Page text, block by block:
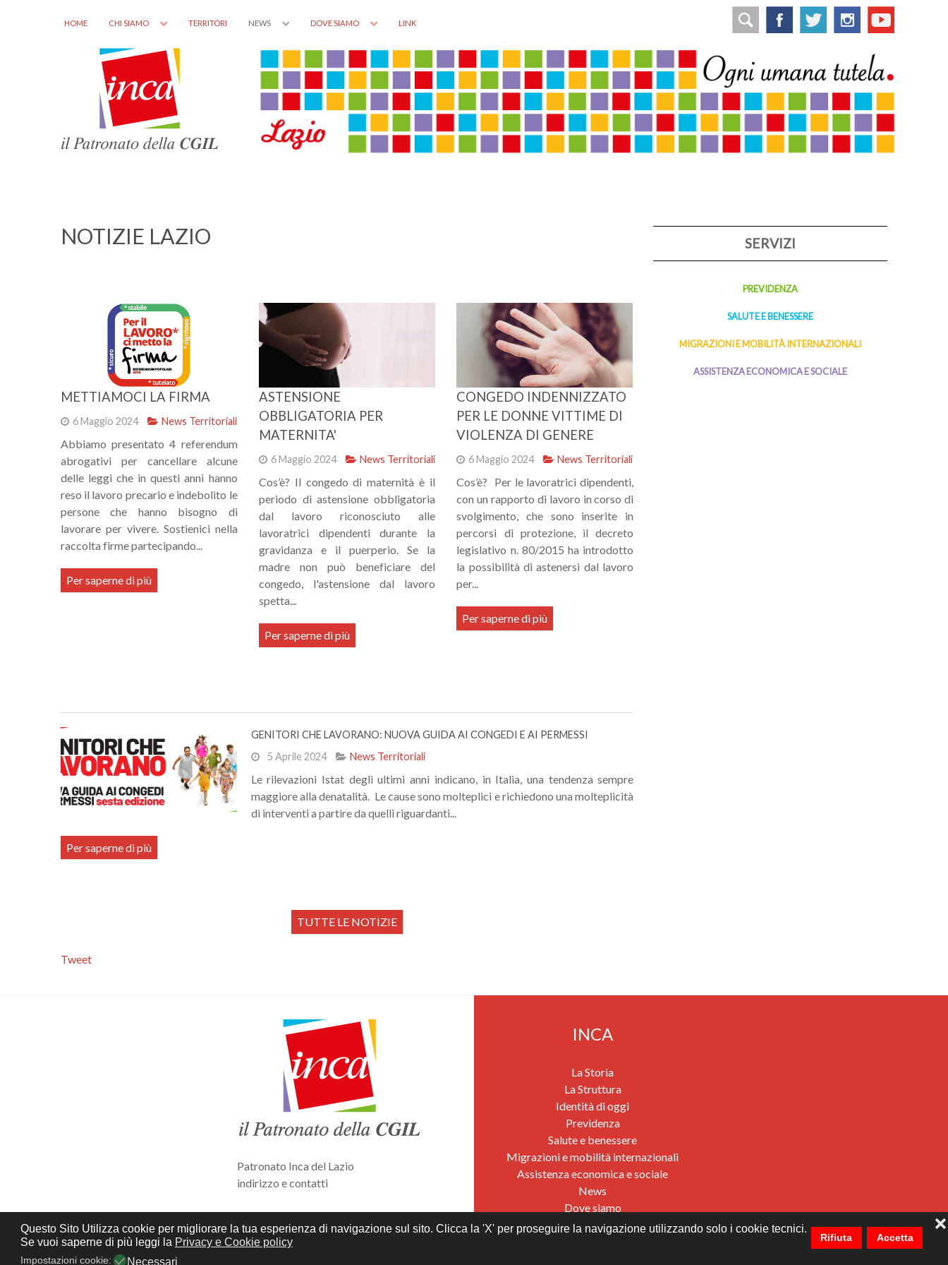
Questo Sito Utilizza cookie per migliorare la tua esperienza di navigazione sul sito. Clicca la 'X' per proseguire la navigazione utilizzando solo i cookie tecnici.
Se vuoi saperne di più leggi la Privacy e Cookie policy Rifiuta Accetta
❌
Impostazioni cookie: Necessari
HOME CHI SIAMO TERRITORI NEWS DOVE SIAMO LINK
NOTIZIE LAZIO
METTIAMOCI LA FIRMA
6 Maggio 2024 News Territoriali
Abbiamo presentato 4 referendum
abrogativi per cancellare alcune
delle leggi che in questi anni hanno
reso il lavoro precario e indebolito le
persone che hanno bisogno di
lavorare per vivere. Sostienici nella
raccolta firme partecipando...
Per saperne di più
ASTENSIONE
OBBLIGATORIA PER
MATERNITA'
6 Maggio 2024 News Territoriali
Cos’è? Il congedo di maternità è il
periodo di astensione obbligatoria
dal lavoro riconosciuto alle
lavoratrici dipendenti durante la
gravidanza e il puerperio. Se la
madre non può beneficiare del
congedo, l'astensione dal lavoro
spetta...
Per saperne di più
CONGEDO INDENNIZZATO
PER LE DONNE VITTIME DI
VIOLENZA DI GENERE
6 Maggio 2024 News Territoriali
Cos’è? Per le lavoratrici dipendenti,
con un rapporto di lavoro in corso di
svolgimento, che sono inserite in
percorsi di protezione, il decreto
legislativo n. 80/2015 ha introdotto
la possibilità di astenersi dal lavoro
per...
Per saperne di più
GENITORI CHE LAVORANO: NUOVA GUIDA AI CONGEDI E AI PERMESSI
5 Aprile 2024
News Territoriali
Le rilevazioni Istat degli ultimi anni indicano, in Italia, una tendenza sempre
maggiore alla denatalità. Le cause sono molteplici e richiedono una molteplicità
di interventi a partire da quelli riguardanti...
Per saperne di più
TUTTE LE NOTIZIE
Tweet
SERVIZI
PREVIDENZA
SALUTE E BENESSERE
MIGRAZIONI E MOBILITÀ INTERNAZIONALI
ASSISTENZA ECONOMICA E SOCIALE
Patronato Inca del Lazio
indirizzo e contatti
Privacy e cookies policy
INCA
La Storia
La Struttura
Identità di oggi
Previdenza
Salute e benessere
Migrazioni e mobilità internazionali
Assistenza economica e sociale
News
Dove siamo